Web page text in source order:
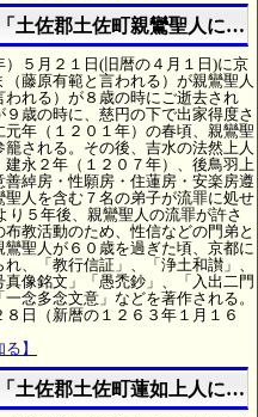
土佐郡土佐町親鸞聖人につ
５月２１日(旧暦の４月１日)に京
藤原有範と言われる）が親鸞聖人
れる）が８歳の時にご逝去され
歳の時に、慈円の下で出家得度さ
年（１２０１年）の春頃、親鸞聖
される。その後、吉水の法然上人
永２年（１２０７年）、後鳥羽上
綽房・性願房・住蓮房・安楽房遵
人を含む７名の弟子が流罪に処せ
り５年後、親鸞聖人の流罪が許さ
教活動のため、性信などの門弟と
聖人が６０歳を過ぎた頃、京都に
、「教行信証」、「浄土和讃」、
真像銘文」「愚禿鈔」、「入出二門
念多念文意」などを著作される。
日（新暦の１２６３年１月１６
】
土佐郡土佐町蓮如上人につ